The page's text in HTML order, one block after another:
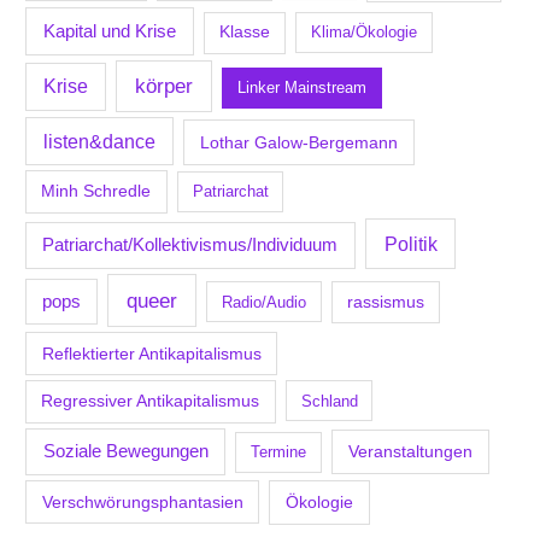
Kapital und Krise Klasse Klima/Ökologie
Krise körper Linker Mainstream
listen&dance Lothar Galow-Bergemann
Minh Schredle Patriarchat
Patriarchat/Kollektivismus/Individuum Politik
pops queer Radio/Audio rassismus
Reflektierter Antikapitalismus
Regressiver Antikapitalismus Schland
Soziale Bewegungen Termine Veranstaltungen
Verschwörungsphantasien Ökologie